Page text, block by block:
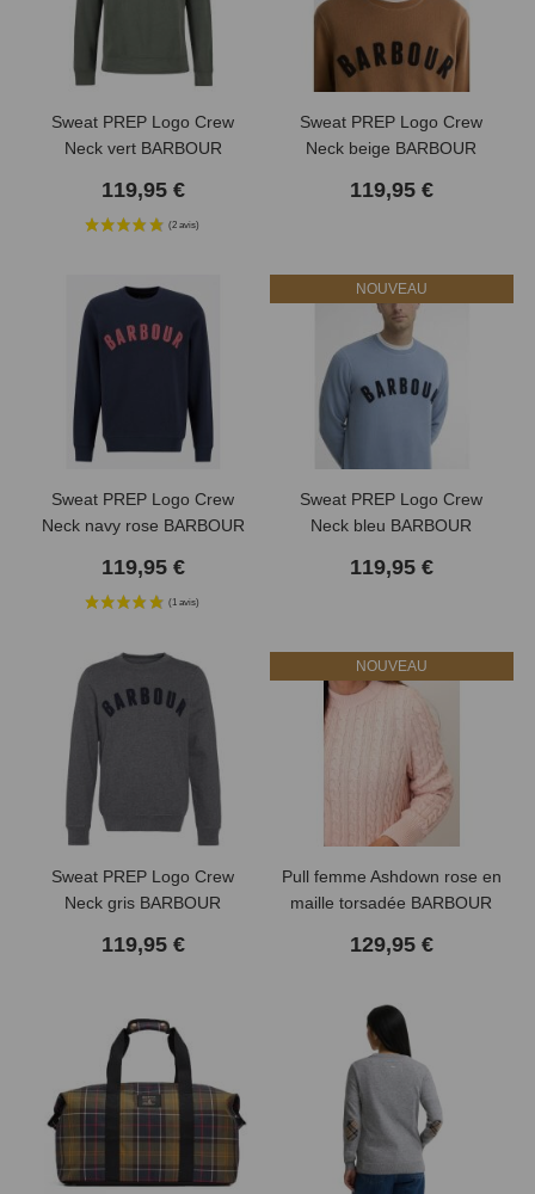
Sweat PREP Logo Crew
Neck vert BARBOUR
119,95 €
Sweat PREP Logo Crew
Neck beige BARBOUR
119,95 €
Sweat PREP Logo Crew
Neck navy rose BARBOUR
119,95 €
NOUVEAU
Sweat PREP Logo Crew
Neck bleu BARBOUR
119,95 €
Sweat PREP Logo Crew
Neck gris BARBOUR
119,95 €
NOUVEAU
Pull femme Ashdown rose en
maille torsadée BARBOUR
129,95 €